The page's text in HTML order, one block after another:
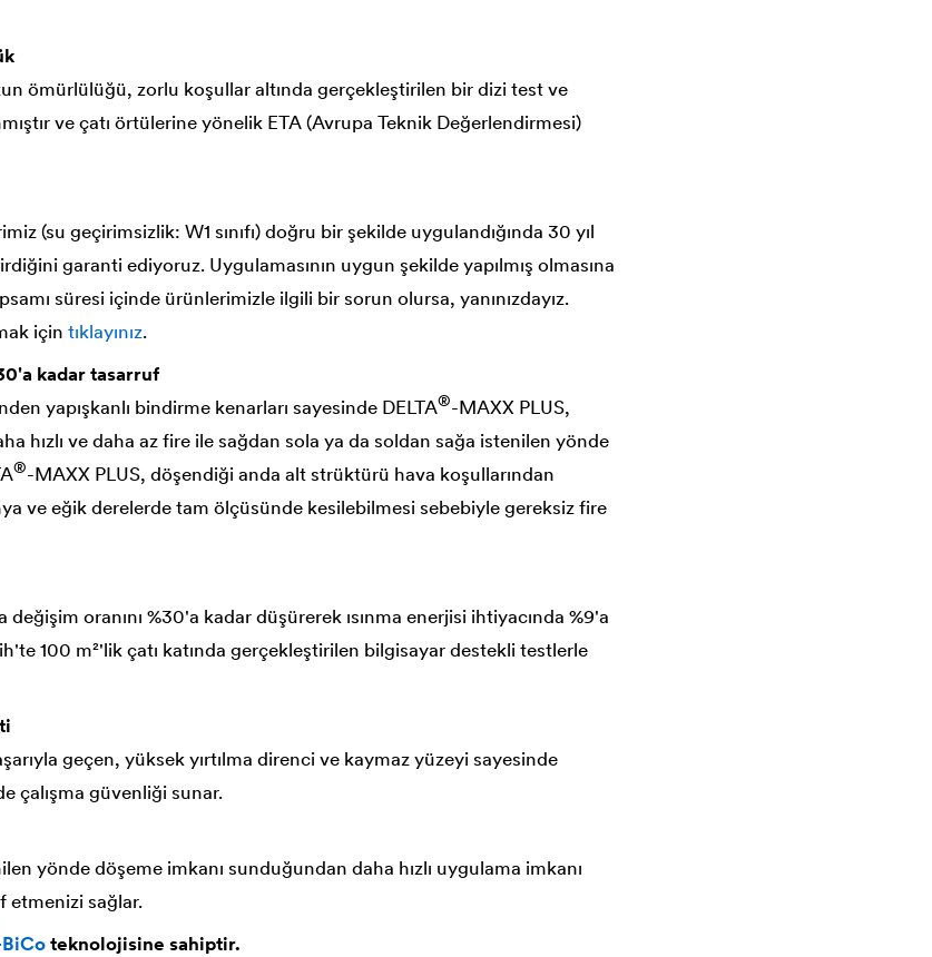
ömürlülüğü, zorlu koşullar altında gerçekleştirilen bir dizi test ve
ve çatı örtülerine yönelik ETA (Avrupa Teknik Değerlendirmesi)
(su geçirimsizlik: W1 sınıfı) doğru bir şekilde uygulandığında 30 yıl
garanti ediyoruz. Uygulamasının uygun şekilde yapılmış olmasına
süresi içinde ürünlerimizle ilgili bir sorun olursa, yanınızdayız.
için tıklayınız.
kadar tasarruf
yapışkanlı bindirme kenarları sayesinde DELTA®-MAXX PLUS,
hızlı ve daha az fire ile sağdan sola ya da soldan sağa istenilen yönde
®-MAXX PLUS, döşendiği anda alt strüktürü hava koşullarından
ve eğik derelerde tam ölçüsünde kesilebilmesi sebebiyle gereksiz fire
değişim oranını %30'a kadar düşürerek ısınma enerjisi ihtiyacında %9'a
100 m²'lik çatı katında gerçekleştirilen bilgisayar destekli testlerle
geçen, yüksek yırtılma direnci ve kaymaz yüzeyi sayesinde
çalışma güvenliği sunar.
yönde döşeme imkanı sunduğundan daha hızlı uygulama imkanı
etmenizi sağlar.
teknolojisine sahiptir.